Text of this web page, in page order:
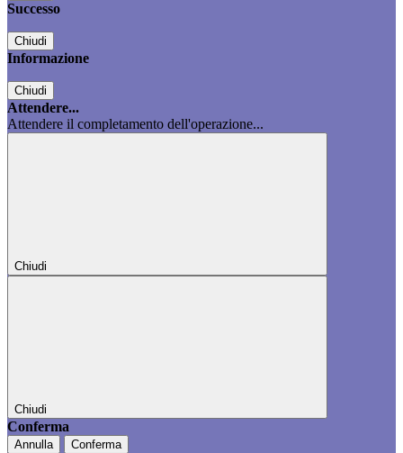
Successo
Chiudi
Informazione
Chiudi
Attendere...
Attendere il completamento dell'operazione...
Chiudi
Chiudi
Conferma
Annulla Conferma